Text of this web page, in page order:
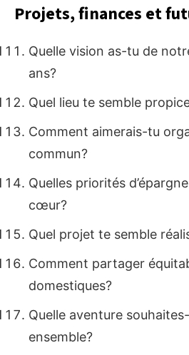
Projets, finances et
Quelle vision as-tu de
ans?
Quel lieu te semble
Comment aimerais-tu
commun?
Quelles priorités
cœur?
Quel projet te semble
Comment partager
domestiques?
Quelle aventure
ensemble?